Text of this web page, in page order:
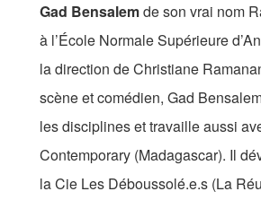
Gad Bensalemde son vrai nom
à l’École Normale Supérieure
la direction de Christiane
scène et comédien, Gad
les disciplines et travaille aussi
Contemporary (Madagascar). Il
la Cie Les Déboussolé.e.s (La